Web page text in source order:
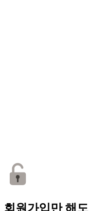
회원가입만 해도